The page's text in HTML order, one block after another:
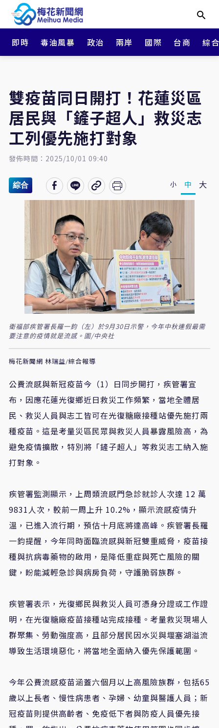
即時 毒油風暴 政治 兩岸 國際 台商 綜
雙疫苗同日開打！花蓮災區
居民與「鏟子超人」救災志
工列優先施打對象
發佈時間：2025/10/01 09:40
綜合 小 中 大
衛福部疾管署長羅一鈞（左）於9月30日示警，今年中秋連假最需
要注意的疫情就是流感。圖/中央社
梅花新聞網 林瑞益/綜合報導
公費流感與新冠疫苗今（1）日同步開打，疾管署宣
布，因應花蓮光復鄉近日救災工作頻繁，當地全體居
民、救災人員與志工皆可在光復糖廠接種站優先施打兩
種疫苗。這是考量災區民眾與救災人員暴露風險高，為
避免疫情擴散，特別將「鏟子超人」等救災志工納入施
打對象。
疾管署監測顯示，上周類流感門急診就診人次達 12 萬
9831人次，較前一周上升 10.2%，顯示流感疫情升
溫，已進入流行期，預估十月底將達高峰。疾管署長羅
一鈞提醒，今年同時面臨流感與新冠雙重威脅，疫苗接
種與抗病毒藥物的啟用，是降低重症與死亡風險的關
鍵，盼能減輕急診與病房負荷，守護脆弱族群。
疾管署表示，光復鄉民與救災人員可憑身分證或工作證
明，在光復糖廠疫苗接種站完成接種。考量救災現場人
群聚集、勞動強度高，且部分居民因水災與堰塞湖溢流
導致生活環境惡化，將當地全面納入優先保護範圍。
今年公費流感疫苗涵蓋六個月以上高風險族群，包括65
歲以上長者、慢性病患者、孕婦、幼童與醫護人員；新
冠疫苗則提供高齡者、免疫低下者與防疫人員優先接